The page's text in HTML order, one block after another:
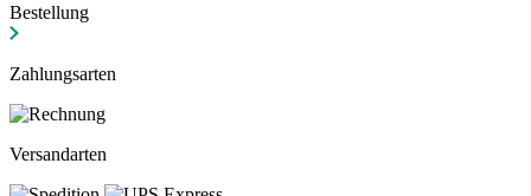
Bestellung
Zahlungsarten
Versandarten